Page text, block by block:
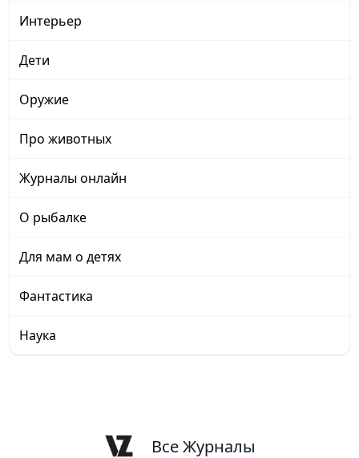
Интерьер
Дети
Оружие
Про животных
Журналы онлайн
О рыбалке
Для мам о детях
Фантастика
Наука
Все Журналы